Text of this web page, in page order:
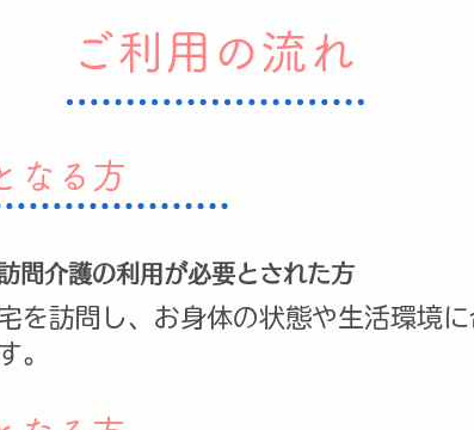
​​ご利用の流れ
なる方
問介護の利用が必要とされた方
を訪問し、お身体の状態や生活環境
。